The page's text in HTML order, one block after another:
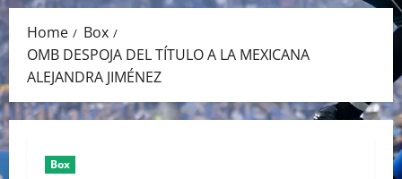
Home
Box
OMB DESPOJA DEL TÍTULO A LA MEXICANA
ALEJANDRA JIMÉNEZ
Box